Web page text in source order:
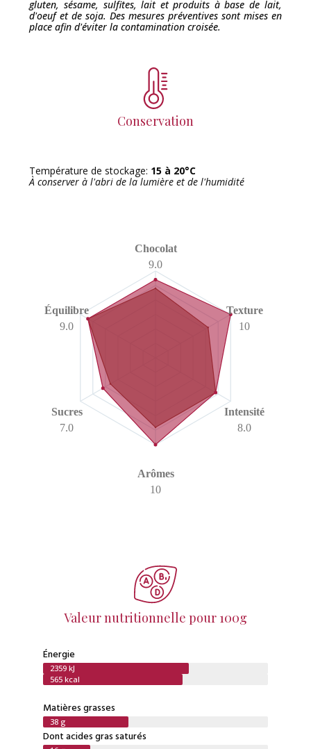
gluten, sésame, sulfites, lait et produits à base de lait,
d'oeuf et de soja. Des mesures préventives sont mises en
place afin d'éviter la contamination croisée.
Conservation
Température de stockage: 15 à 20°C
À conserver à l'abri de la lumière et de l'humidité
Chocolat
9.0
Texture
10
Intensité
8.0
Arômes
10
Sucres
7.0
Équilibre
9.0
Valeur nutritionnelle pour 100g
Énergie
2359 kJ
565 kcal
Matières grasses
38 g
Dont acides gras saturés